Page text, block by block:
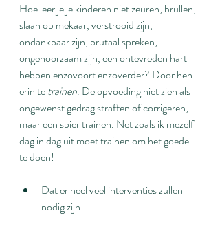
Hoe leer je je kinderen niet zeuren, brullen,
slaan op mekaar, verstrooid zijn,
ondankbaar zijn, brutaal spreken,
ongehoorzaam zijn, een ontevreden hart
hebben enzovoort enzoverder? Door hen
erin te trainen. De opvoeding niet zien als
ongewenst gedrag straffen of corrigeren,
maar een spier trainen. Net zoals ik mezelf
dag in dag uit moet trainen om het goede
te doen!
Dat er heel veel interventies zullen
nodig zijn.